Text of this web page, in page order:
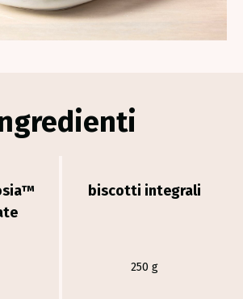
biscotti integrali
250 g